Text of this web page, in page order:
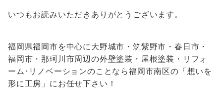
いつもお読みいただきありがとうございます。
福岡県福岡市を中心に大野城市・筑紫野市・春日市・
福岡市・那珂川市周辺の外壁塗装・屋根塗装・リフォ
ーム･リノベーションのことなら福岡市南区の「想いを
形に工房」にお任せ下さい！